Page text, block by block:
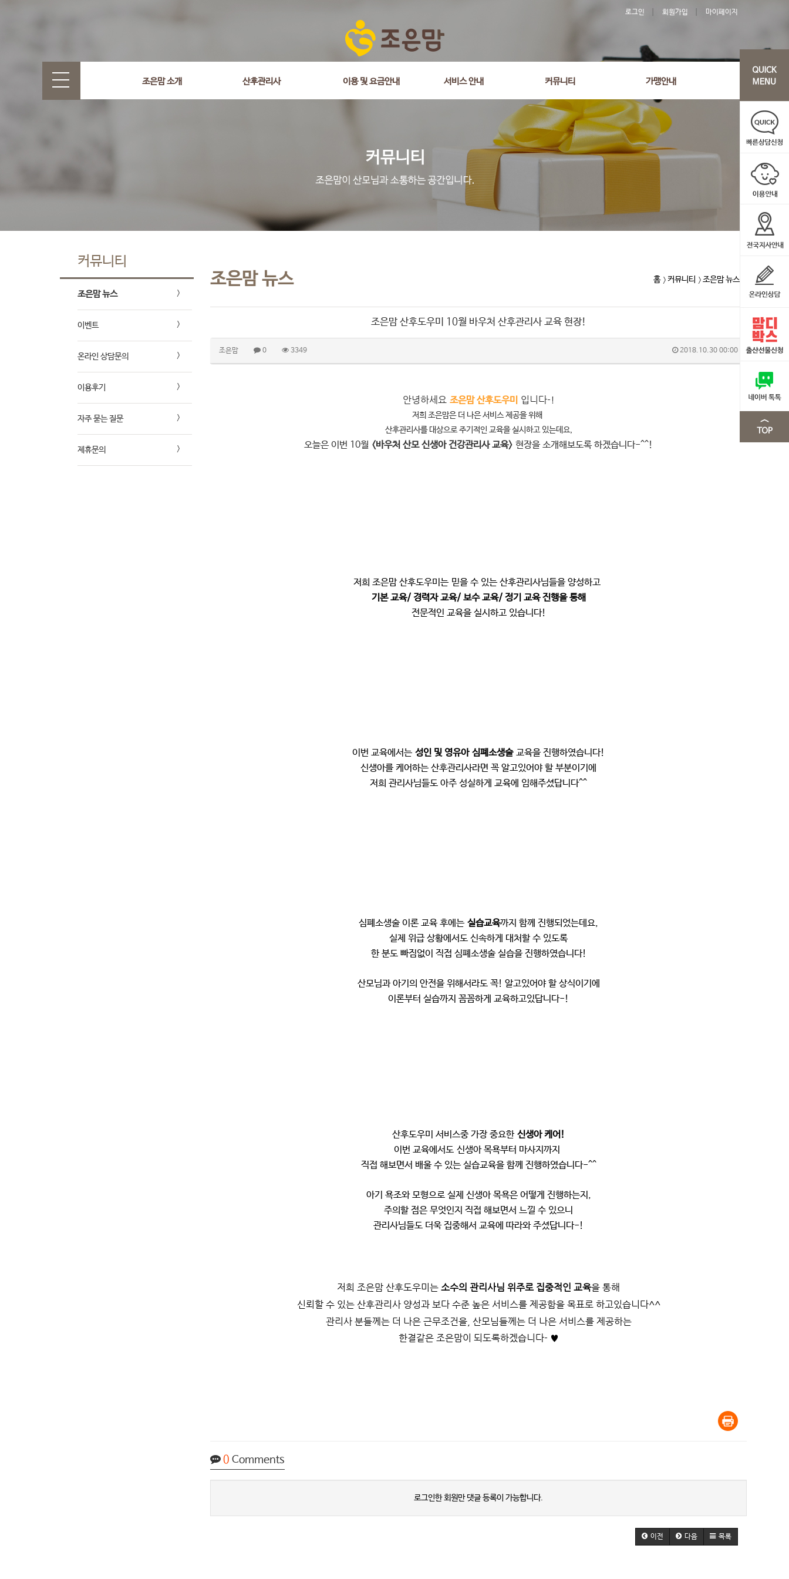
로그인 회원가입 마이페이지
조은맘 소개 산후관리사 이용 및 요금안내 서비스 안내 커뮤니티 가맹안내
커뮤니티
조은맘 뉴스
이벤트
온라인 상담문의
이용후기
자주 묻는 질문
제휴문의
조은맘 뉴스 홈 커뮤니티 조은맘 뉴스
조은맘 산후도우미 10월 바우처 산후관리사 교육 현장!
조은맘 0 3349 2018.10.30 00:00
안녕하세요 조은맘 산후도우미 입니다-!
저희 조은맘은 더 나은 서비스 제공을 위해
산후관리사를 대상으로 주기적인 교육을 실시하고 있는데요,
오늘은 이번 10월 <바우처 산모 신생아 건강관리사 교육> 현장을 소개해보도록 하겠습니다-^^!
저희 조은맘 산후도우미는 믿을 수 있는 산후관리사님들을 양성하고
기본 교육/ 경력자 교육/ 보수 교육/ 정기 교육 진행을 통해
전문적인 교육을 실시하고 있습니다!
이번 교육에서는 성인 및 영유아 심폐소생술교육을 진행하였습니다!
신생아를 케어하는 산후관리사라면 꼭 알고있어야 할 부분이기에
저희 관리사님들도 아주 성실하게 교육에 임해주셨답니다^^
심폐소생술 이론 교육 후에는 실습교육까지 함께 진행되었는데요,
실제 위급 상황에서도 신속하게 대처할 수 있도록
한 분도 빠짐없이 직접 심폐소생술 실습을 진행하였습니다!
산모님과 아기의 안전을 위해서라도 꼭! 알고있어야 할 상식이기에
이론부터 실습까지 꼼꼼하게 교육하고있답니다-!
산후도우미 서비스중 가장 중요한 신생아 케어!
이번 교육에서도 신생아 목욕부터 마사지까지
직접 해보면서 배울 수 있는 실습교육을 함께 진행하였습니다-^^
아기 욕조와 모형으로 실제 신생아 목욕은 어떻게 진행하는지,
주의할 점은 무엇인지 직접 해보면서 느낄 수 있으니
관리사님들도 더욱 집중해서 교육에 따라와 주셨답니다-!
저희 조은맘 산후도우미는 소수의 관리사님 위주로 집중적인 교육을 통해
신뢰할 수 있는 산후관리사 양성과 보다 수준 높은 서비스를 제공함을 목표로 하고있습니다^^
관리사 분들께는 더 나은 근무조건을, 산모님들께는 더 나은 서비스를 제공하는
한결같은 조은맘이 되도록하겠습니다- ♥
0 Comments
로그인한 회원만 댓글 등록이 가능합니다.
이전 다음 목록